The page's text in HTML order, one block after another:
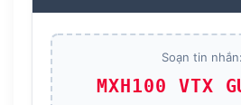
Soạn tin nhắn:
MXH100 VTX